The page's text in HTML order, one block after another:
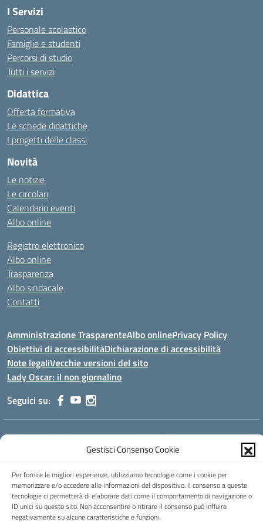
Gestisci Consenso Cookie
Per fornire le migliori esperienze, utilizziamo tecnologie come i cookie per
memorizzare e/o accedere alle informazioni del dispositivo. Il consenso a queste
tecnologie ci permetterà di elaborare dati come il comportamento di navigazione o
ID unici su questo sito. Non acconsentire o ritirare il consenso può influire
negativamente su alcune caratteristiche e funzioni.
I Servizi
Personale scolastico
Famiglie e studenti
Percorsi di studio
Tutti i servizi
Didattica
Offerta formativa
Le schede didattiche
I progetti delle classi
Novità
Le notizie
Le circolari
Calendario eventi
Albo online
Registro elettronico
Albo online
Trasparenza
Albo sindacale
Contatti
Amministrazione TrasparenteAlbo onlinePrivacy Policy
Obiettivi di accessibilitàDichiarazione di accessibilità
Note legaliVecchie versioni del sito
Lady Oscar: il non giornalino
Seguici su:
Indirizzo:Viale Aldo Moro, 51 - 24021 Albino (Bg)
035/751389 Email:bgis00900b@istruzione.it
Codice fiscale: 95002390169
Codice meccanografico:BGIS00900B
Codice Indice delle Pubbliche Amministrazioni (IPA): istsc_bgis00900b
Codice unico di fatturazione (CUF): UFMHLX